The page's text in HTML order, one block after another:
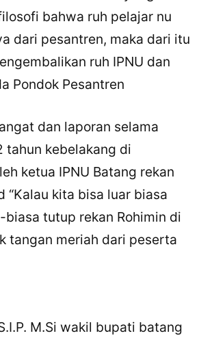
bahwa ruh pelajar nu
dari pesantren, maka dari itu
ruh IPNU dan
Pondok Pesantren
dan laporan selama
tahun kebelakang di
ketua IPNU Batang rekan
“Kalau kita bisa luar biasa
biasa tutup rekan Rohimin di
tangan meriah dari peserta
M.Si wakil bupati batang